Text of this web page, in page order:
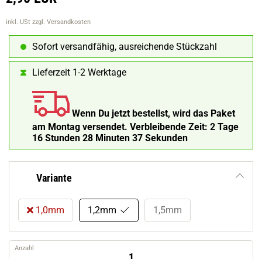
inkl. USt zzgl. Versandkosten
Sofort versandfähig, ausreichende Stückzahl
Lieferzeit 1-2 Werktage
Wenn Du jetzt bestellst, wird das Paket
am Montag versendet. Verbleibende Zeit: 2 Tage
16 Stunden 28 Minuten 36 Sekunden
Variante
1,0mm 1,2mm 1,5mm
Anzahl